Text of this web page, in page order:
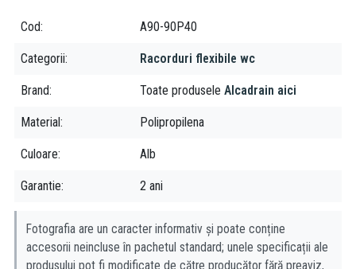
Cod A90-90P40
Categorii Racorduri flexibile wc
Brand Toate produsele Alcadrain aici
Material Polipropilena
Culoare Alb
Garantie 2 ani
Fotografia are un caracter informativ și poate conține
accesorii neincluse în pachetul standard; unele specificații ale
produsului pot fi modificate de către producător fără preaviz,